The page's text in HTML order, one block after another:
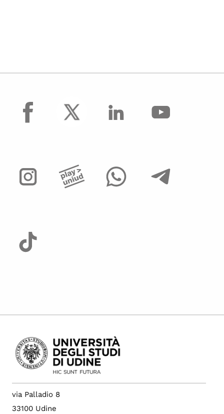
facebook
via Palladio 8
33100 Udine